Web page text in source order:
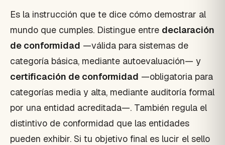
Es la instrucción que te dice cómo demostrar al
mundo que cumples. Distingue entre declaración
de conformidad —válida para sistemas de
categoría básica, mediante autoevaluación— y
certificación de conformidad —obligatoria para
categorías media y alta, mediante auditoría formal
por una entidad acreditada—. También regula el
distintivo de conformidad que las entidades
pueden exhibir. Si tu objetivo final es lucir el sello